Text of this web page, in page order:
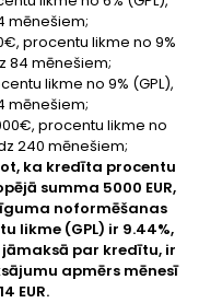
mēnešiem;
procentu likme no 9%
84 mēnešiem;
likme no 9% (GPL),
mēnešiem;
procentu likme no
240 mēnešiem;
ka kredīta procentu
summa 5000 EUR,
noformēšanas
likme (GPL) ir 9.44%,
par kredītu, ir
apmērs mēnesī
EUR.